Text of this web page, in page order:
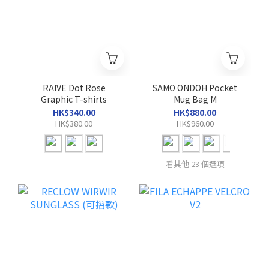
RAIVE Dot Rose
Graphic T-shirts
HK$340.00
HK$380.00
SAMO ONDOH Pocket
Mug Bag M
HK$880.00
HK$960.00
看其他 23 個選項